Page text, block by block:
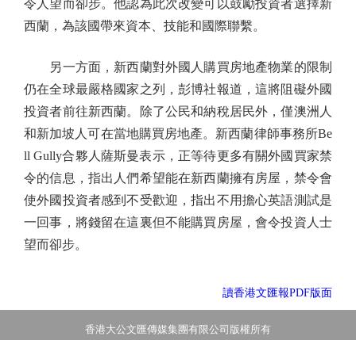
令人望而卻步。他認為此次改變可以鼓勵投資者選擇新
西蘭，為該國帶來資本、技能和國際聯繫。
另一方面，新西蘭對外國人購買房地產物業的限制
仍在全球最嚴格國家之列，彭博社報道，這將阻礙外國
投資者前往新西蘭。除了公民和納稅居民外，僅澳洲人
和新加坡人可在當地購買房地產。新西蘭律師事務所Be
ll Gully合夥人薩斯曼表示，正等待更多有關外國買家禁
令的信息，指出人們希望能在新西蘭擁有房屋，禁令會
使外國投資者感到不受歡迎，指出不用擔心英語測試是
一回事，將錢留在這裏但不能購買房屋，會令投資人士
望而卻步。
讀香港文匯報PDF版面
香港大公文匯傳媒集團有限公司版權所有